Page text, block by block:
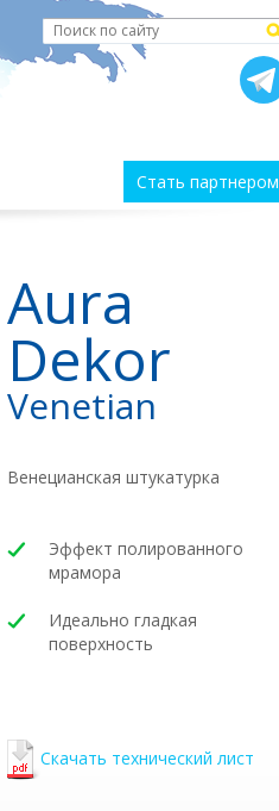
Стать партнером
Aura
Dekor
Venetian
Венецианская штукатурка
Эффект полированного
мрамора
Идеально гладкая
поверхность
Скачать технический лист